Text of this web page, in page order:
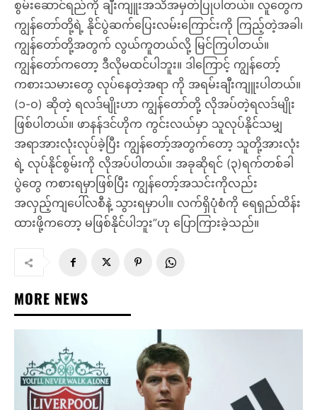
စွမ်းဆောင်ရည်ကို ချီးကျူးအသိအမှတ်ပြုပါတယ်။ လူတွေက
ကျွန်တော်တို့ရဲ့ နိုင်ပွဲဆက်ပြေးလမ်းကြောင်းကို ကြည့်တဲ့အခါ၊
ကျွန်တော်တို့အတွက် လွယ်ကူတယ်လို့ မြင်ကြပါတယ်။
ကျွန်တော်ကတော့ ဒီလိုမထင်ပါဘူး။ ဒါကြောင့် ကျွန်တော့်
ကစားသမားတွေ လုပ်နေတဲ့အရာ ကို အရမ်းချီးကျူးပါတယ်။
(၁-ဝ) ဆိုတဲ့ ရလဒ်မျိုးဟာ ကျွန်တော်တို့ လိုအပ်တဲ့ရလဒ်မျိုး
ဖြစ်ပါတယ်။ ဖာနန်ဒင်ဟိုက ကွင်းလယ်မှာ သူလုပ်နိုင်သမျှ
အရာအားလုံးလုပ်ခဲ့ပြီး ကျွန်တော့်အတွက်တော့ သူတို့အားလုံး
ရဲ့ လုပ်နိုင်စွမ်းကို လိုအပ်ပါတယ်။ အခုဆိုရင် (၃)ရက်တစ်ခါ
ပွဲတွေ ကစားရမှာဖြစ်ပြီး ကျွန်တော့်အသင်းကိုလည်း
အလှည့်ကျပေါ်လစီနဲ့ သွားရမှာပါ။ လက်ရှိပုံစံကို ရေရှည်ထိန်း
ထားဖို့ကတော့ မဖြစ်နိုင်ပါဘူး”ဟု ပြောကြားခဲ့သည်။
MORE NEWS